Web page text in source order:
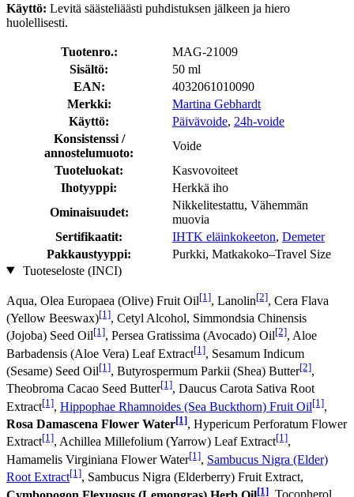
Käyttö: Levitä säästeliäästi puhdistuksen jälkeen ja hiero
huolellisesti.
Tuotenro.:
MAG-21009
Sisältö:
50 ml
EAN:
4032061010090
Merkki:
Martina Gebhardt
Käyttö:
Päivävoide, 24h-voide
Konsistenssi /
annostelumuoto:
Voide
Tuoteluokat:
Kasvovoiteet
Ihotyyppi:
Herkkä iho
Ominaisuudet:
Nikkelitestattu, Vähemmän
muovia
Sertifikaatit:
IHTK eläinkokeeton, Demeter
Pakkaustyyppi:
Purkki, Matkakoko–Travel Size
Tuoteseloste (INCI)
Aqua, Olea Europaea (Olive) Fruit Oil[1], Lanolin[2], Cera Flava
(Yellow Beeswax)[1], Cetyl Alcohol, Simmondsia Chinensis
(Jojoba) Seed Oil[1], Persea Gratissima (Avocado) Oil[2], Aloe
Barbadensis (Aloe Vera) Leaf Extract[1], Sesamum Indicum
(Sesame) Seed Oil[1], Butyrospermum Parkii (Shea) Butter[2],
Theobroma Cacao Seed Butter[1], Daucus Carota Sativa Root
Extract[1], Hippophae Rhamnoides (Sea Buckthorn) Fruit Oil[1],
Rosa Damascena Flower Water[1], Hypericum Perforatum Flower
Extract[1], Achillea Millefolium (Yarrow) Leaf Extract[1],
Hamamelis Virginiana Flower Water[1], Sambucus Nigra (Elder)
Root Extract[1], Sambucus Nigra (Elderberry) Fruit Extract,
[1]